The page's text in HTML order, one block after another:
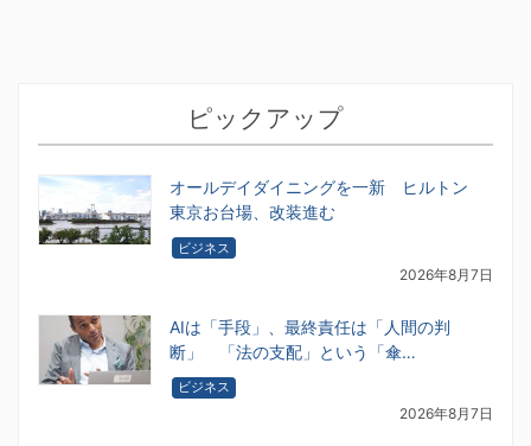
ピックアップ
オールデイダイニングを一新 ヒルトン
東京お台場、改装進む
ビジネス
2026年8月7日
AIは「手段」、最終責任は「人間の判
断」 「法の支配」という「傘…
ビジネス
2026年8月7日